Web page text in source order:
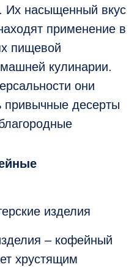
Их насыщенный вкус
применение в
пищевой
кулинарии.
они
привычные десерты
изделия
– кофейный
хрустящим